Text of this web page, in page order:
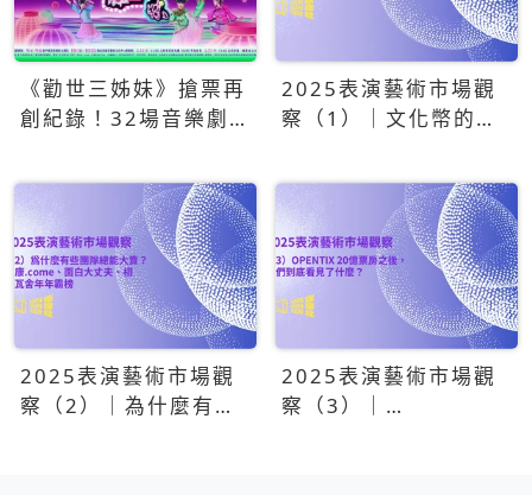
《勸世三姊妹》搶票再
創紀錄！32場音樂劇
2025表演藝術市場觀
察（1）｜文化幣的王
眾正在改變市場
2025表演藝術市場觀
察（2）｜為什麼有些
2025表演藝術市場觀
察（3）｜